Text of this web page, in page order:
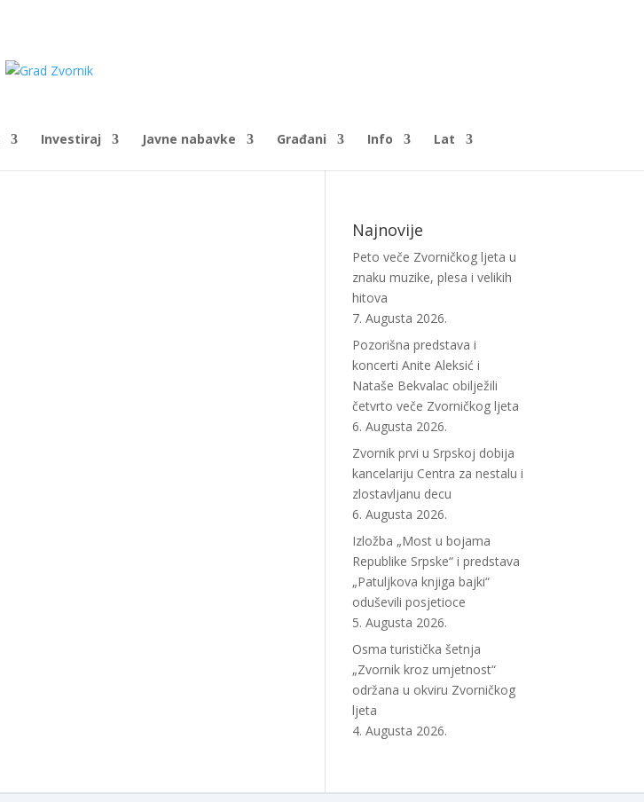
Investiraj Javne nabavke Građani Info Lat
Najnovije
Peto veče Zvorničkog ljeta u
znaku muzike, plesa i velikih
hitova
7. Augusta 2026.
Pozorišna predstava i
koncerti Anite Aleksić i
Nataše Bekvalac obilježili
četvrto veče Zvorničkog ljeta
6. Augusta 2026.
Zvornik prvi u Srpskoj dobija
kancelariju Centra za nestalu i
zlostavljanu decu
6. Augusta 2026.
Izložba „Most u bojama
Republike Srpske“ i predstava
„Patuljkova knjiga bajki“
oduševili posjetioce
5. Augusta 2026.
Osma turistička šetnja
„Zvornik kroz umjetnost“
održana u okviru Zvorničkog
ljeta
4. Augusta 2026.